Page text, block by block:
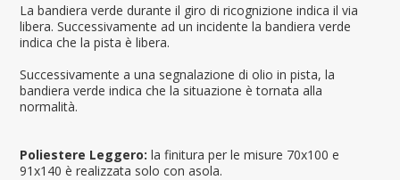
La bandiera verde durante il giro di ricognizione indica il via
libera. Successivamente ad un incidente la bandiera verde
indica che la pista è libera.
Successivamente a una segnalazione di olio in pista, la
bandiera verde indica che la situazione è tornata alla
normalità.
Poliestere Leggero: la finitura per le misure 70x100 e
91x140 è realizzata solo con asola.